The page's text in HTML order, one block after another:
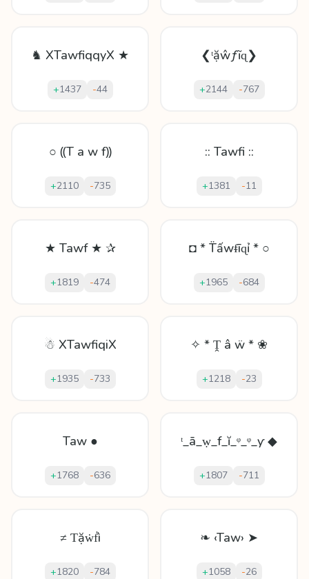
♞ XTawfiqqyX ★
+1437 -44
❮ᵗặŵƒĩɋ❯
+2144 -767
○ ⸨T a w f⸩
+2110 -735
:: Tawfi ::
+1381 -11
★ Tawf ★ ✰
+1819 -474
◘ * T̈ấwᵮīɋỉ * ○
+1965 -684
☃ XTawfiqiX
+1935 -733
✧ * Ṱ â ẅ * ❀
+1218 -23
Taw ●
+1768 -636
ᵗ_ā_ẉ_f_ĭ_ᵠ_ᵠ_ƴ ◆
+1807 -711
≠ Ƭặẇḟì
+1820 -784
❧ ‹Taw› ➤
+1058 -26